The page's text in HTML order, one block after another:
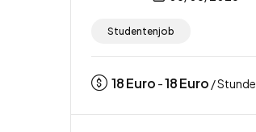
Studentenjob
18Euro -18Euro / Stunde